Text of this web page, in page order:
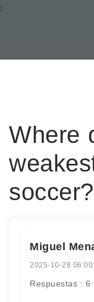
:
Where
soccer?
Miguel
2025-10-28
Respuestas : 6